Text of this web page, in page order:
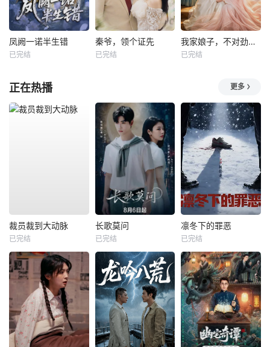
凤阙一诺半生错
已完结
秦爷，领个证先
已完结
我家娘子，不对劲第四季
已完结
正在热播 更多
裁员裁到大动脉
已完结
长歌莫问
已完结
凛冬下的罪恶
已完结